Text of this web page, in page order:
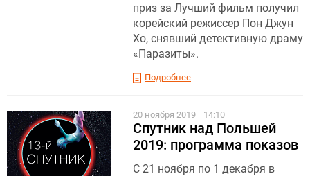
приз за Лучший фильм получил
корейский режиссер Пон Джун
Хо, снявший детективную драму
«Паразиты».
Подробнее
20 ноября 2019 14:10
Спутник над Польшей
2019: программа показов
С 21 ноября по 1 декабря в